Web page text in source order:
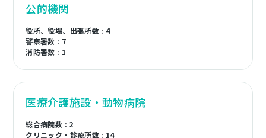
公的機関
役所、役場、出張所数 : 4
警察署数 : 7
消防署数 : 1
医療介護施設・動物病院
総合病院数 : 2
クリニック・診療所数 : 14